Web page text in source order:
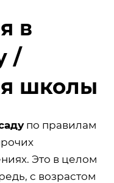
в
/
школы
по правилам
Это в целом
с возрастом